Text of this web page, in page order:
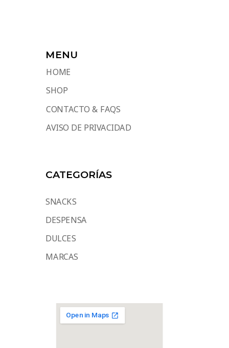
MENU
HOME
SHOP
CONTACTO & FAQS
AVISO DE PRIVACIDAD
CATEGORÍAS
SNACKS
DESPENSA
DULCES
MARCAS